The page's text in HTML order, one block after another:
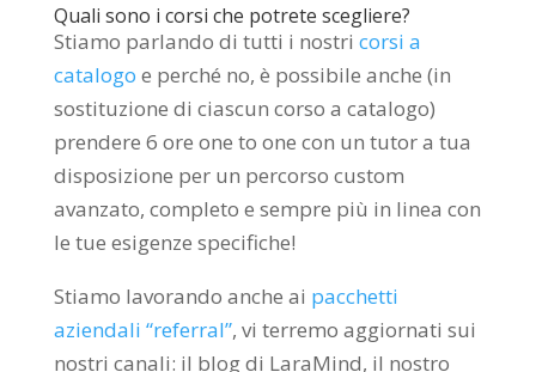
Quali sono i corsi che potrete scegliere?
Stiamo parlando di tutti i nostri corsi a
catalogo e perché no, è possibile anche (in
sostituzione di ciascun corso a catalogo)
prendere 6 ore one to one con un tutor a tua
disposizione per un percorso custom
avanzato, completo e sempre più in linea con
le tue esigenze specifiche!
Stiamo lavorando anche ai pacchetti
aziendali “referral”, vi terremo aggiornati sui
nostri canali: il blog di LaraMind, il nostro